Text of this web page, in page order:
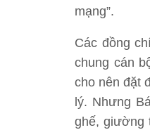
mạng”.
Các đồng
chung cán
cho nên đặt
lý. Nhưng
ghế, giường